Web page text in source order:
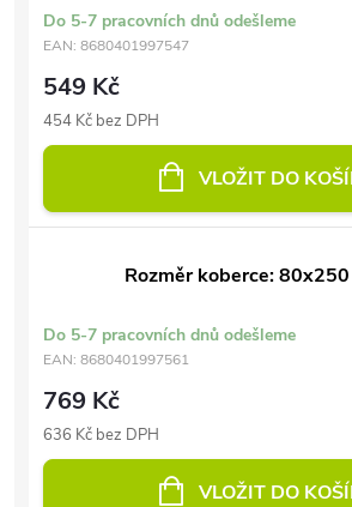
Do 5-7 pracovních dnů odešleme
EAN: 8680401997547
549 Kč
454 Kč bez DPH
VLOŽIT DO
Rozměr koberce:
Do 5-7 pracovních dnů odešleme
EAN: 8680401997561
769 Kč
636 Kč bez DPH
VLOŽIT DO